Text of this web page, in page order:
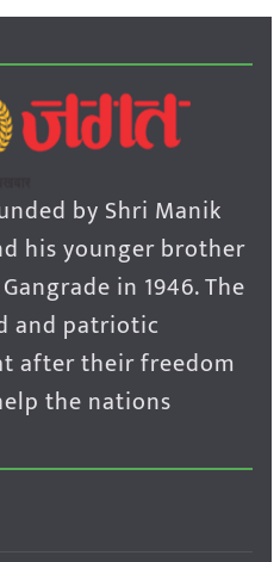
by Shri Manik
his younger brother
in 1946. The
and patriotic
after their freedom
the nations